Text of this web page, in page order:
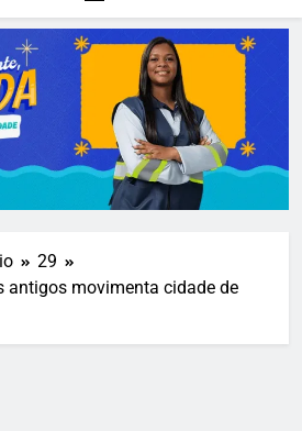
29
antigos movimenta cidade de